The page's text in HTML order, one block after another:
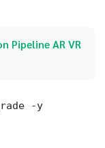
Pipeline AR VR
-y